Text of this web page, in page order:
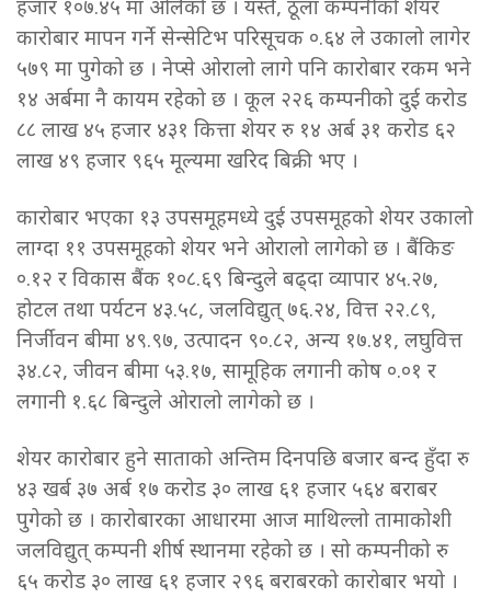
हजार १०७.४५ मा ओर्लेको छ । यस्तै, ठूला कम्पनीको शेयर
कारोबार मापन गर्ने सेन्सेटिभ परिसूचक ०.६४ ले उकालो लागेर
५७९ मा पुगेको छ । नेप्से ओरालो लागे पनि कारोबार रकम भने
१४ अर्बमा नै कायम रहेको छ । कूल २२६ कम्पनीको दुई करोड
८८ लाख ४५ हजार ४३१ कित्ता शेयर रु १४ अर्ब ३१ करोड ६२
लाख ४९ हजार ९६५ मूल्यमा खरिद बिक्री भए ।
कारोबार भएका १३ उपसमूहमध्ये दुई उपसमूहको शेयर उकालो
लाग्दा ११ उपसमूहको शेयर भने ओरालो लागेको छ । बैंकिङ
०.१२ र विकास बैंक १०८.६९ बिन्दुले बढ्दा व्यापार ४५.२७,
होटल तथा पर्यटन ४३.५८, जलविद्युत् ७६.२४, वित्त २२.८९,
निर्जीवन बीमा ४९.९७, उत्पादन ९०.८२, अन्य १७.४१, लघुवित्त
३४.८२, जीवन बीमा ५३.१७, सामूहिक लगानी कोष ०.०१ र
लगानी १.६८ बिन्दुले ओरालो लागेको छ ।
शेयर कारोबार हुने साताको अन्तिम दिनपछि बजार बन्द हुँदा रु
४३ खर्ब ३७ अर्ब १७ करोड ३० लाख ६१ हजार ५६४ बराबर
पुगेको छ । कारोबारका आधारमा आज माथिल्लो तामाकोशी
जलविद्युत् कम्पनी शीर्ष स्थानमा रहेको छ । सो कम्पनीको रु
६५ करोड ३० लाख ६१ हजार २९६ बराबरको कारोबार भयो ।